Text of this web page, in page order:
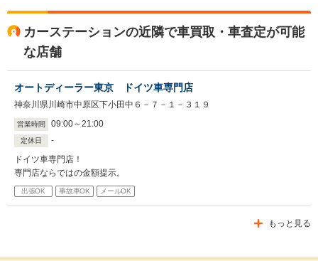
カーステーションの近隣で車買取・車査定が可能
な店舗
オートディーラー東京 ドイツ車専門店
神奈川県川崎市中原区下小田中６－７－１－３１９
営業時間 09:00～21:00
定休日
-
ドイツ車専門店！
専門店ならではの金額提示。
出張OK 事故車OK メールOK
もっと見る